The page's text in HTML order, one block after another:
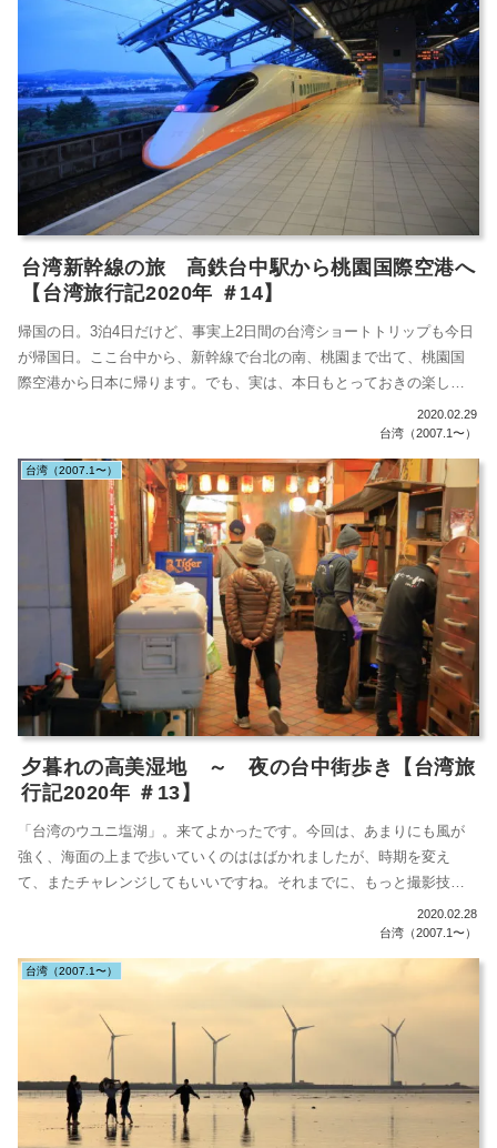
台湾新幹線の旅 高鉄台中駅から桃園国際空港へ
【台湾旅行記2020年 ＃14】
帰国の日。3泊4日だけど、事実上2日間の台湾ショートトリップも今日
が帰国日。ここ台中から、新幹線で台北の南、桃園まで出て、桃園国
際空港から日本に帰ります。でも、実は、本日もとっておきの楽しみ
2020.02.29
台湾（2007.1〜）
台湾（2007.1〜）
夕暮れの高美湿地 ～ 夜の台中街歩き【台湾旅
行記2020年 ＃13】
「台湾のウユニ塩湖」。来てよかったです。今回は、あまりにも風が
強く、海面の上まで歩いていくのははばかれましたが、時期を変え
て、またチャレンジしてもいいですね。それまでに、もっと撮影技術
2020.02.28
台湾（2007.1〜）
台湾（2007.1〜）